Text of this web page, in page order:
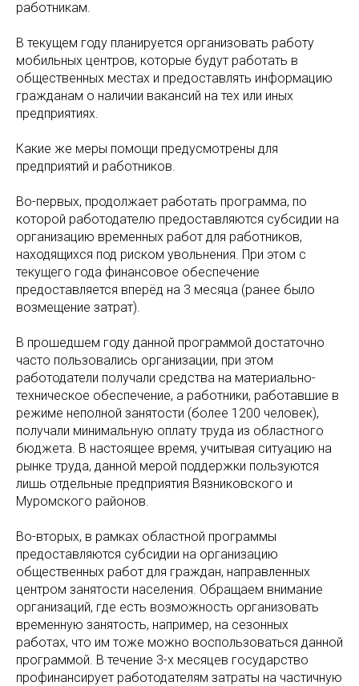
работникам.
В текущем году планируется организовать работу
мобильных центров, которые будут работать в
общественных местах и предоставлять информацию
гражданам о наличии вакансий на тех или иных
предприятиях.
Какие же меры помощи предусмотрены для
предприятий и работников.
Во-первых, продолжает работать программа, по
которой работодателю предоставляются субсидии на
организацию временных работ для работников,
находящихся под риском увольнения. При этом с
текущего года финансовое обеспечение
предоставляется вперёд на 3 месяца (ранее было
возмещение затрат).
В прошедшем году данной программой достаточно
часто пользовались организации, при этом
работодатели получали средства на материально-
техническое обеспечение, а работники, работавшие в
режиме неполной занятости (более 1200 человек),
получали минимальную оплату труда из областного
бюджета. В настоящее время, учитывая ситуацию на
рынке труда, данной мерой поддержки пользуются
лишь отдельные предприятия Вязниковского и
Муромского районов.
Во-вторых, в рамках областной программы
предоставляются субсидии на организацию
общественных работ для граждан, направленных
центром занятости населения. Обращаем внимание
организаций, где есть возможность организовать
временную занятость, например, на сезонных
работах, что им тоже можно воспользоваться данной
программой. В течение 3-х месяцев государство
профинансирует работодателям затраты на частичную